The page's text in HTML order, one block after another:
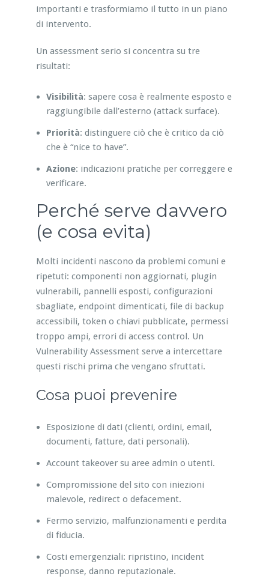
importanti e trasformiamo il tutto in un piano
di intervento.
Un assessment serio si concentra su tre
risultati:
Visibilità: sapere cosa è realmente esposto e
raggiungibile dall’esterno (attack surface).
Priorità: distinguere ciò che è critico da ciò
che è “nice to have”.
Azione: indicazioni pratiche per correggere e
verificare.
Perché serve davvero
(e cosa evita)
Molti incidenti nascono da problemi comuni e
ripetuti: componenti non aggiornati, plugin
vulnerabili, pannelli esposti, configurazioni
sbagliate, endpoint dimenticati, file di backup
accessibili, token o chiavi pubblicate, permessi
troppo ampi, errori di access control. Un
Vulnerability Assessment serve a intercettare
questi rischi prima che vengano sfruttati.
Cosa puoi prevenire
Esposizione di dati (clienti, ordini, email,
documenti, fatture, dati personali).
Account takeover su aree admin o utenti.
Compromissione del sito con iniezioni
malevole, redirect o defacement.
Fermo servizio, malfunzionamenti e perdita
di fiducia.
Costi emergenziali: ripristino, incident
response, danno reputazionale.